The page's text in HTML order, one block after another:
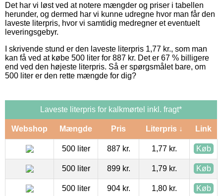
Det har vi løst ved at notere mængder og priser i tabellen
herunder, og dermed har vi kunne udregne hvor man får den
laveste literpris, hvor vi samtidig medregner et eventuelt
leveringsgebyr.
I skrivende stund er den laveste literpris 1,77 kr., som man
kan få ved at købe 500 liter for 887 kr. Det er 67 % billigere
end ved den højeste literpris. Så er spørgsmålet bare, om
500 liter er den rette mængde for dig?
Laveste literpris for kalkmørtel inkl. fragt*
Webshop Mængde Pris Literpris ↓ Link
500 liter 887 kr. 1,77 kr. Køb
500 liter 899 kr. 1,79 kr. Køb
500 liter 904 kr. 1,80 kr. Køb